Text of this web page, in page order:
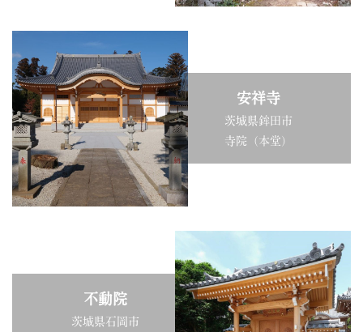
安祥寺
茨城県鉾田市
寺院（本堂）
不動院
茨城県石岡市